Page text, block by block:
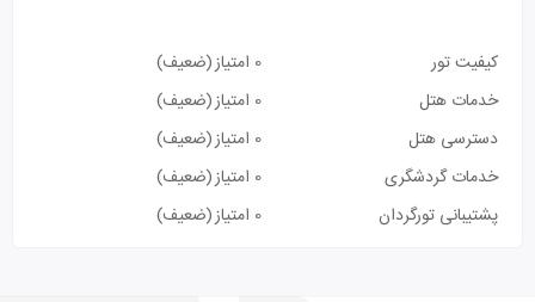
کیفیت تور 0 امتیاز
(ضعیف)
خدمات هتل
0 امتیاز
(ضعیف)
دسترسی هتل
0 امتیاز
(ضعیف)
خدمات گردشگری
0 امتیاز
(ضعیف)
پشتیبانی تورگردان
0 امتیاز (ضعیف)